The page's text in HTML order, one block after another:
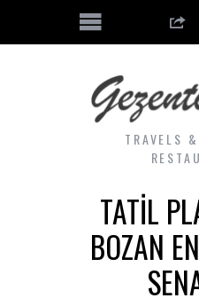
TRAVELS
TATIL
BOZAN